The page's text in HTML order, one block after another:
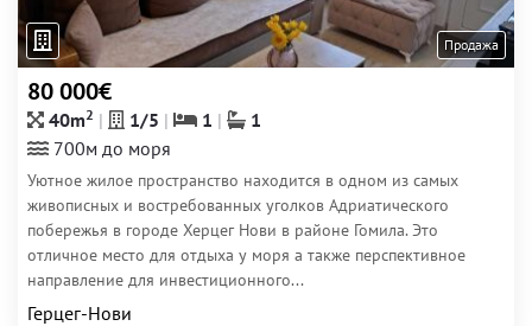
Продажа
80 000€
40m2 1/5 1
1
700м до моря
Уютное жилое пространство находится в одном из самых
живописных и востребованных уголков Адриатического
побережья в городе Херцег Нови в районе Гомила. Это
отличное место для отдыха у моря а также перспективное
направление для инвестиционного...
Герцег-Нови